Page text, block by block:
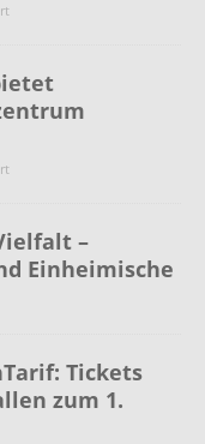
–
Einheimische
Tickets
zum 1.